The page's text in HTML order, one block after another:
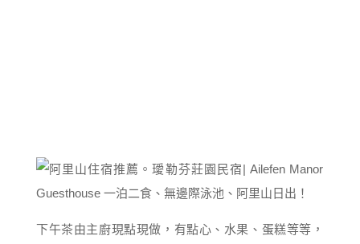
下午茶由主廚現點現做，有點心、水果、蛋糕等等，